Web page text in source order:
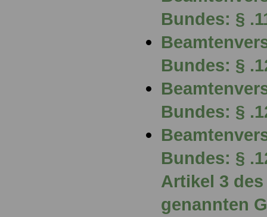
Bundes: §
Bundes: §
Bundes: §
Bundes: §
Artikel 3
genannten